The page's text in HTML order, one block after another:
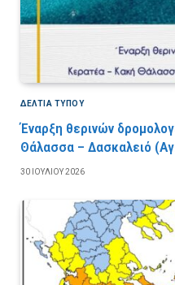
ΔΕΛΤΙΑ ΤΥΠΟΥ
Έναρξη θερινών
Θάλασσα – Δασκαλειό
30 ΙΟΥΛΊΟΥ 2026